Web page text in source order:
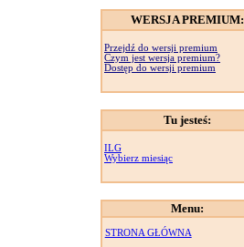
WERSJA PREMIUM:
Przejdź do wersji premium
Czym jest wersja premium?
Dostęp do wersji premium
Tu jesteś:
ILG
Wybierz miesiąc
Menu:
STRONA GŁÓWNA